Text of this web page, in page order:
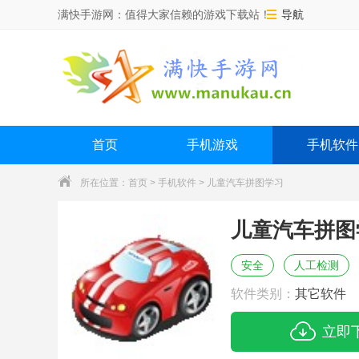
满快手游网：值得大家信赖的游戏下载站！ 导航
首页 手机游戏 手机软件
所在位置： 首页 > 手机软件 > 儿童汽车拼图学习
儿童汽车拼
安全 人工检测
软件类别： 其它软件
立即